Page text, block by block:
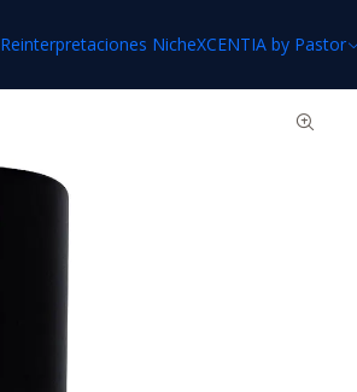
Reinterpretaciones NicheXCENTIA by Pastor